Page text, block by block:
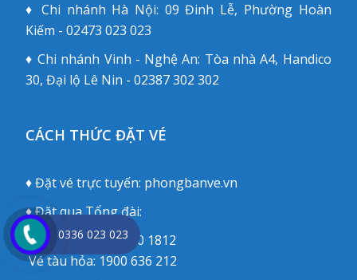
♦ Chi nhánh Hà Nội: 09 Đinh Lễ, Phường Hoàn
Kiếm - 02473 023 023
♦ Chi nhánh Vinh - Nghệ An: Tòa nhà A4, Handico
30, Đại lộ Lê Nin - 02387 302 302
CÁCH THỨC ĐẶT VÉ
♦ Đặt vé trực tuyến: phongbanve.vn
♦ Đặt qua Tổng đài:
Vé máy bay:1900 1812
Vé tàu hỏa: 1900 636 212
0336 023 023